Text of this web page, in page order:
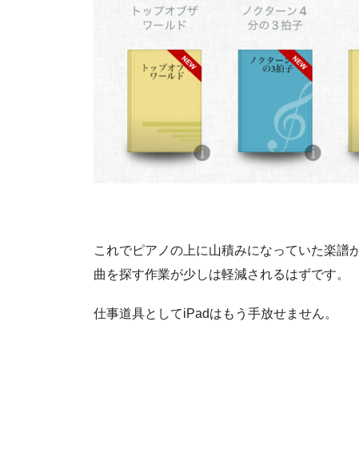
これでピアノの上に山積みになっていた楽譜
曲を探す作業が少しは軽減されるはずです。
仕事道具としてiPadはもう手放せません。